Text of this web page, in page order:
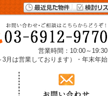
営業時間：10:00～19:30
月は営業しております）・年末年始